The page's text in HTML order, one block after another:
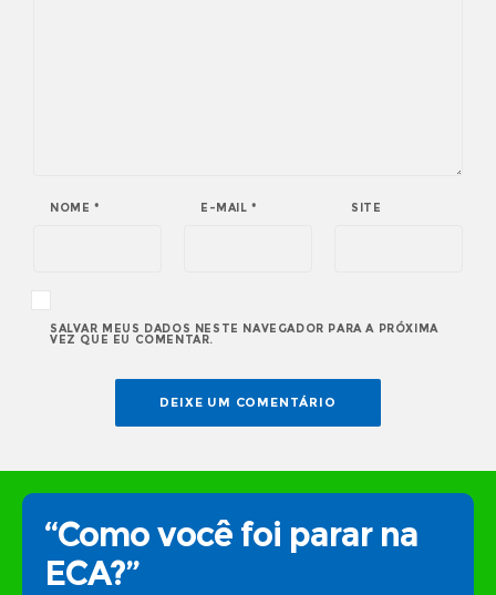
NOME * E-MAIL* SITE
SALVAR MEUS DADOS NESTE NAVEGADOR PARA A PRÓXIMA
VEZ QUE EU COMENTAR.
“Como você foi parar na
ECA?”